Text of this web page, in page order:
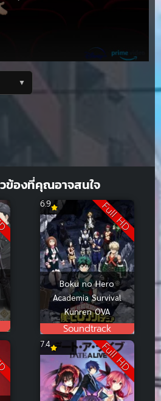
▼
วข้องที่คุณอาจสนใจ
Full HD
Boku no Hero
Academia Survival
Kunren OVA
Soundtrack
6.9
Full HD
7.4